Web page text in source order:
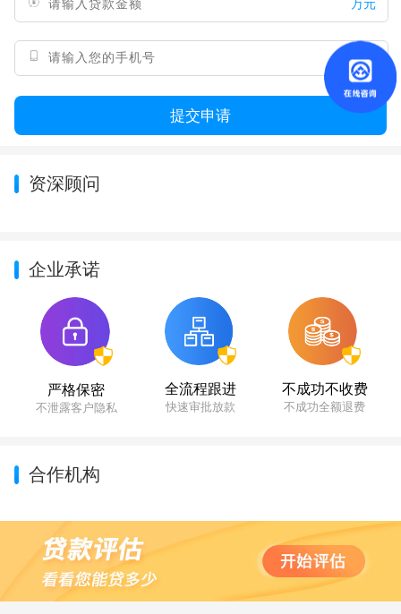
万元
提交申请
资深顾问
企业承诺
严格保密
不泄露客户隐私
全流程跟进
快速审批放款
不成功不收费
不成功全额退费
合作机构